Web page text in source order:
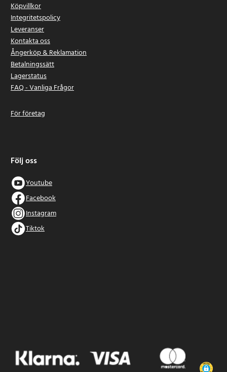
Köpvillkor
Integritetspolicy
Leveranser
Kontakta oss
Ångerköp & Reklamation
Betalningssätt
Lagerstatus
FAQ - Vanliga Frågor
För företag
Följ oss
Youtube
Facebook
Instagram
Tiktok